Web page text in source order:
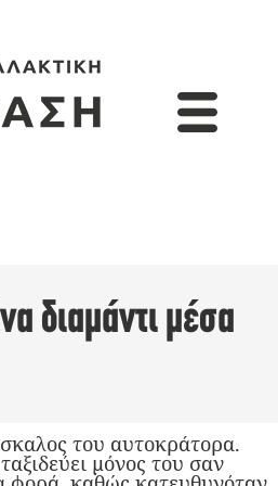
διαμάντι μέσα
του αυτοκράτορα.
μόνος του σαν